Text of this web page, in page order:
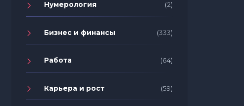
Нумерология (2)
Бизнес и финансы (333)
Работа (64)
Карьера и рост (59)